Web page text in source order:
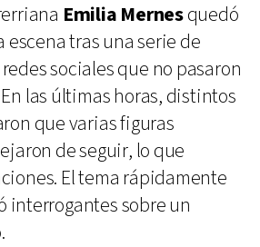
Emilia Mernesquedó
escena tras una serie de
sociales que no pasaron
las últimas horas, distintos
que varias figuras
de seguir, lo que
El tema rápidamente
interrogantes sobre un